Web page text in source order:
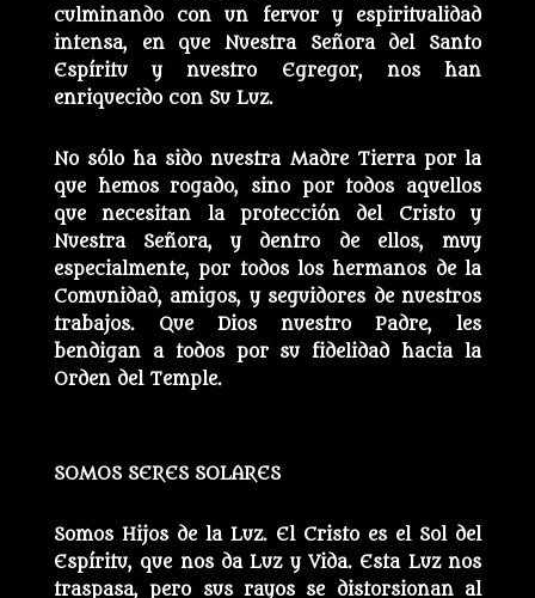
culminando con un fervor y espiritualidad
intensa, en que Nuestra Señora del Santo
Espíritu y nuestro Egregor, nos han
enriquecido con Su Luz.
No sólo ha sido nuestra Madre Tierra por la
que hemos rogado, sino por todos aquellos
que necesitan la protección del Cristo y
Nuestra Señora, y dentro de ellos, muy
especialmente, por todos los hermanos de la
Comunidad, amigos, y seguidores de nuestros
trabajos. Que Dios nuestro Padre, les
bendigan a todos por su fidelidad hacia la
Orden del Temple.
SOMOS SERES SOLARES
Somos Hijos de la Luz. El Cristo es el Sol del
Espíritu, que nos da Luz y Vida. Esta Luz nos
traspasa, pero sus rayos se distorsionan al